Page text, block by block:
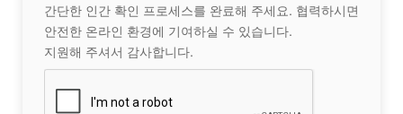
간단한 인간 확인 프로세스를 완료해 주세요. 협력하시면
안전한 온라인 환경에 기여하실 수 있습니다.
지원해 주셔서 감사합니다.